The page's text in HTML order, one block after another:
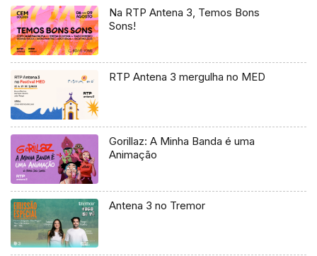
Na RTP Antena 3, Temos Bons
Sons!
RTP Antena 3 mergulha no MED
Gorillaz: A Minha Banda é uma
Animação
Antena 3 no Tremor